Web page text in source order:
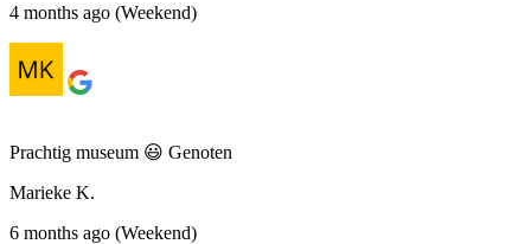
4 months ago (Weekend)
Prachtig museum 😃 Genoten
Marieke K.
6 months ago (Weekend)